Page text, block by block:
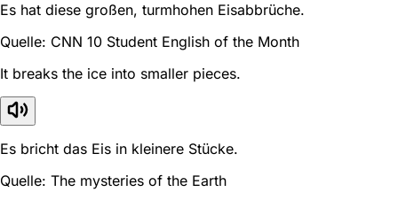
Es hat diese großen, turmhohen Eisabbrüche.
Quelle: CNN 10 Student English of the Month
It breaks the ice into smaller pieces.
Es bricht das Eis in kleinere Stücke.
Quelle: The mysteries of the Earth